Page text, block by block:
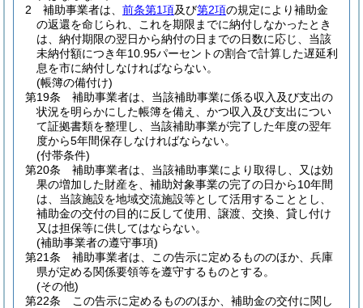
2
補助事業者は、 前条第1項及び第2項の規定により補助金
の返還を命じられ、これを期限までに納付しなかったとき
は、納付期限の翌日から納付の日までの日数に応じ、当該
未納付額につき年10.95パーセントの割合で計算した遅延利
息を市に納付しなければならない。
(帳簿の備付け)
第19条
補助事業者は、当該補助事業に係る収入及び支出の
状況を明らかにした帳簿を備え、かつ収入及び支出につい
て証拠書類を整理し、当該補助事業が完了した年度の翌年
度から5年間保存しなければならない。
(付帯条件)
第20条
補助事業者は、当該補助事業により取得し、又は効
果の増加した財産を、補助対象事業の完了の日から10年間
は、当該施設を地域交流施設等として活用することとし、
補助金の交付の目的に反して使用、譲渡、交換、貸し付け
又は担保等に供してはならない。
(補助事業者の遵守事項)
第21条
補助事業者は、この告示に定めるもののほか、兵庫
県が定める関係要領等を遵守するものとする。
(その他)
第22条
この告示に定めるもののほか、補助金の交付に関し